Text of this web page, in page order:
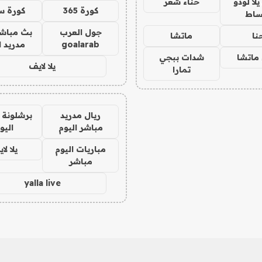
ماتشا
شدات ببجي
تمارا
كورة 365 كورة
جول العرب
goalarab
بث
مدريد
يلا لايف
ريال مدريد
مباشر اليوم
مباريات اليوم
مباشر
يلا
yalla live